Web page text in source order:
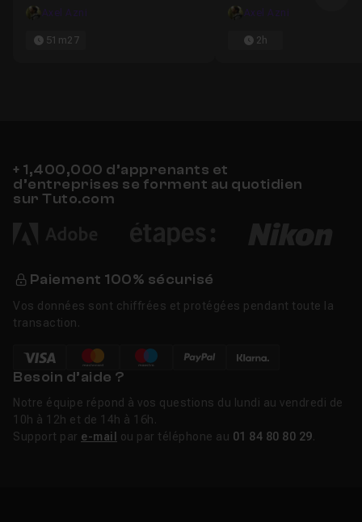
Axel Azni
51m27
Axel Azni
2h
+ 1,400,000 d’apprenants et
d’entreprises se forment au quotidien
sur Tuto.com
Paiement 100% sécurisé
Vos données sont chiffrées et protégées pendant toute la
transaction.
Besoin d’aide ?
Notre équipe répond à vos questions du lundi au vendredi de
10h à 12h et de 14h à 16h.
Support par e-mail ou par téléphone au 01 84 80 80 29